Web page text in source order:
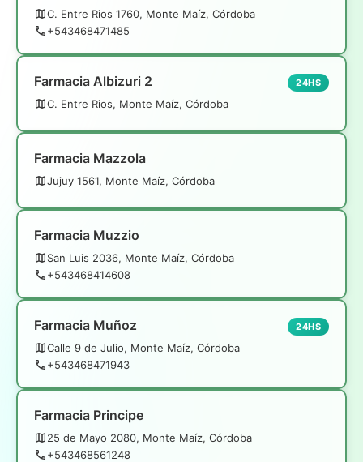
C. Entre Rios 1760, Monte Maíz, Córdoba
+543468471485
Farmacia Albizuri 2
C. Entre Rios, Monte Maíz, Córdoba
24HS
Farmacia Mazzola
Jujuy 1561, Monte Maíz, Córdoba
Farmacia Muzzio
San Luis 2036, Monte Maíz, Córdoba
+543468414608
Farmacia Muñoz
Calle 9 de Julio, Monte Maíz, Córdoba
+543468471943
24HS
Farmacia Principe
25 de Mayo 2080, Monte Maíz, Córdoba
+543468561248